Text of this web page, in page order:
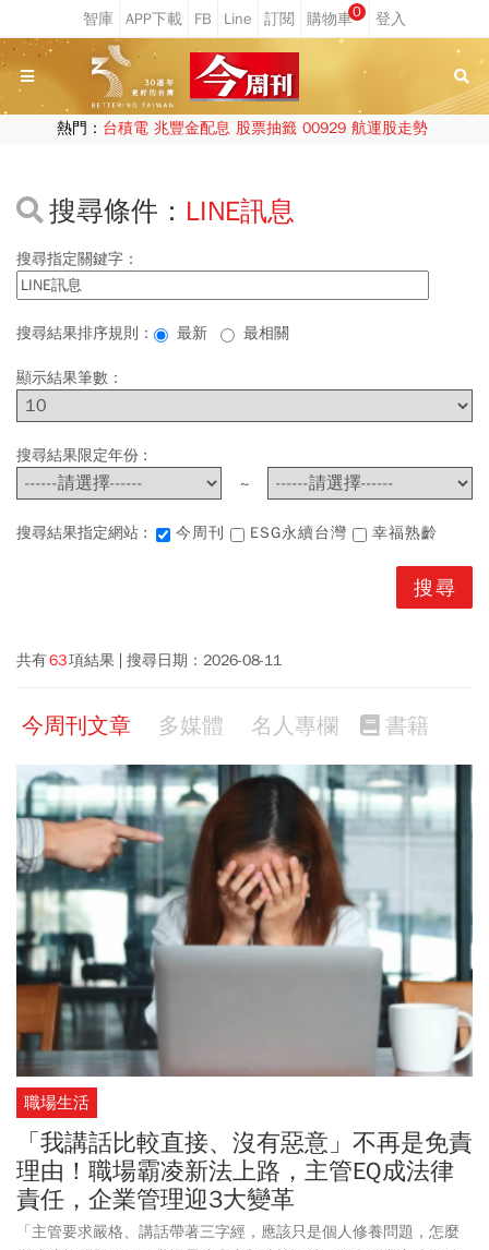
0
熱門： 台積電 兆豐金配息 股票抽籤 00929 航運股走勢
搜尋條件： LINE訊息
搜尋指定關鍵字：
搜尋結果排序規則： 最新 最相關
顯示結果筆數：
搜尋結果限定年份 :
~
搜尋結果指定網站 : 今周刊 ESG永續台灣 幸福熟齡
共有63項結果 搜尋日期： 2026-08-11
今周刊文章 多媒體 名人專欄 書籍
職場生活
「我講話比較直接、沒有惡意」不再是免責
理由！職場霸凌新法上路，主管EQ成法律
責任，企業管理迎3大變革
「主管要求嚴格、講話帶著三字經，應該只是個人修養問題，怎麼